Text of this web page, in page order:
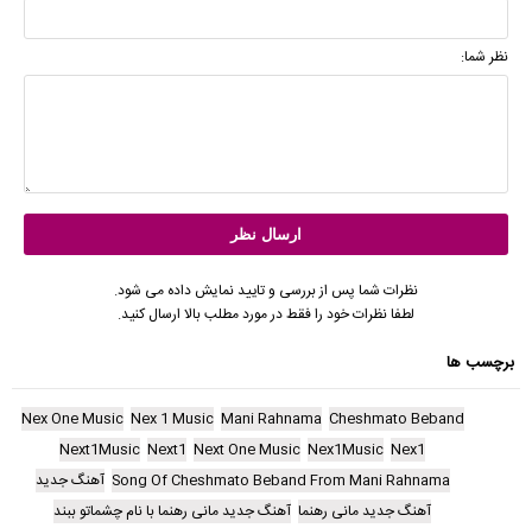
نظر شما:
نظرات شما پس از بررسی و تایید نمایش داده می شود.
لطفا نظرات خود را فقط در مورد مطلب بالا ارسال کنید.
برچسب ها
Cheshmato Beband
Mani Rahnama
Nex 1 Music
Nex One Music
Nex1
Nex1Music
Next One Music
Next1
Next1Music
Song Of Cheshmato Beband From Mani Rahnama آهنگ جدید
آهنگ جدید مانی رهنما آهنگ جدید مانی رهنما با نام چشماتو ببند